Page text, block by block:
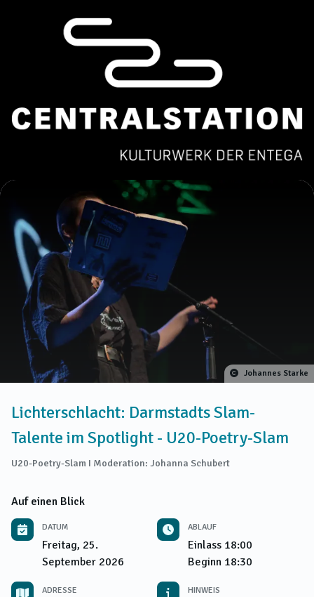
Johannes Starke
Lichterschlacht: Darmstadts Slam-
Talente im Spotlight - U20-Poetry-Slam
U20-Poetry-Slam I Moderation: Johanna Schubert
Auf einen Blick
DATUM
Freitag, 25.
September 2026
ABLAUF
Einlass 18:00
Beginn 18:30
ADRESSE HINWEIS